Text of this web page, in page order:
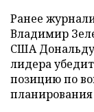
Ранее
Владимир
США
лидера
позицию по
планирования